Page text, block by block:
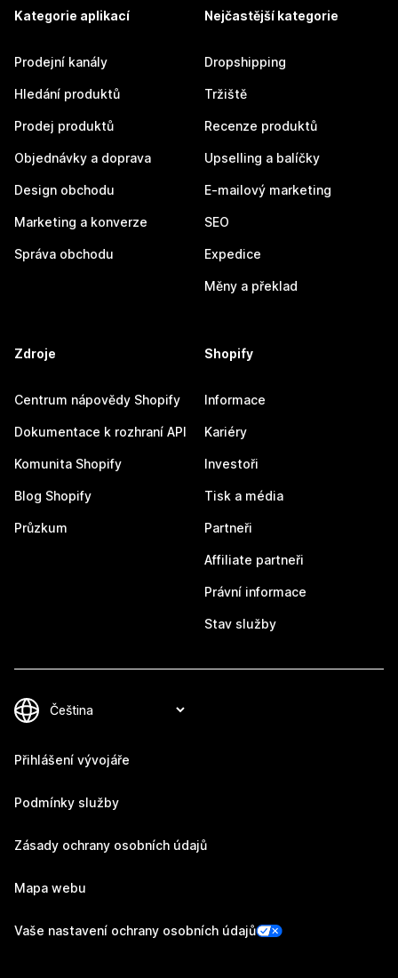
Kategorie aplikací
Prodejní kanály
Hledání produktů
Prodej produktů
Objednávky a doprava
Design obchodu
Marketing a konverze
Správa obchodu
Nejčastější kategorie
Dropshipping
Tržiště
Recenze produktů
Upselling a balíčky
E-mailový marketing
SEO
Expedice
Měny a překlad
Zdroje
Centrum nápovědy Shopify
Dokumentace k rozhraní API
Komunita Shopify
Blog Shopify
Průzkum
Shopify
Informace
Kariéry
Investoři
Tisk a média
Partneři
Affiliate partneři
Právní informace
Stav služby
Přihlášení vývojáře
Podmínky služby
Zásady ochrany osobních údajů
Mapa webu
Vaše nastavení ochrany osobních údajů